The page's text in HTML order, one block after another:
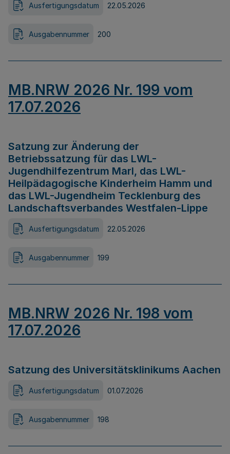
Ausfertigungsdatum 22.05.2026
Ausgabennummer 200
MB.NRW 2026 Nr. 199 vom
17.07.2026
Satzung zur Änderung der
Betriebssatzung für das LWL-
Jugendhilfezentrum Marl, das LWL-
Heilpädagogische Kinderheim Hamm und
das LWL-Jugendheim Tecklenburg des
Landschaftsverbandes Westfalen-Lippe
Ausfertigungsdatum 22.05.2026
Ausgabennummer 199
MB.NRW 2026 Nr. 198 vom
17.07.2026
Satzung des Universitätsklinikums Aachen
Ausfertigungsdatum 01.07.2026
Ausgabennummer 198